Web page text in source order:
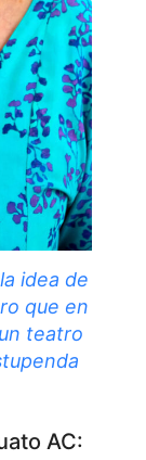
idea de
que en
teatro
AC: